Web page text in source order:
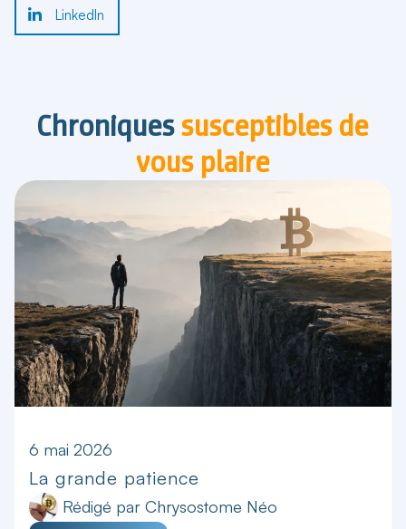
LinkedIn
Chroniquessusceptibles de
vous plaire
6 mai 2026
La grande patience
Rédigé par Chrysostome Néo